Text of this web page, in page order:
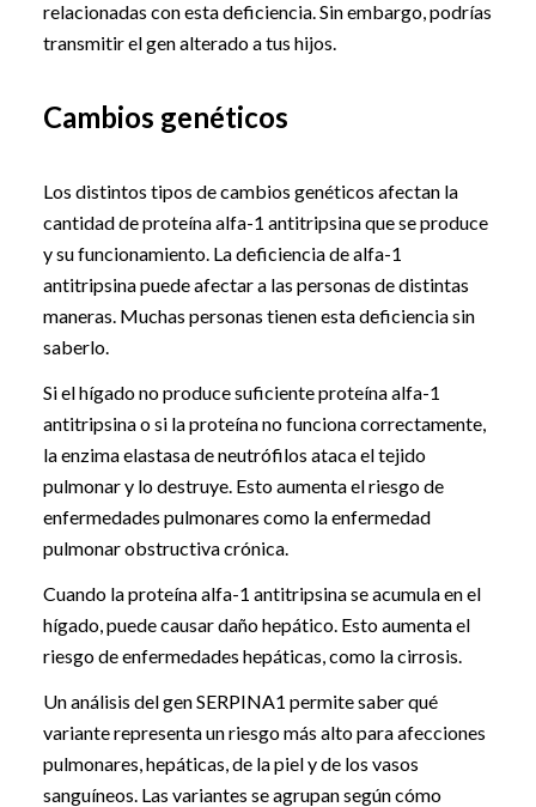
relacionadas con esta deficiencia. Sin embargo, podrías
transmitir el gen alterado a tus hijos.
Cambios genéticos
Los distintos tipos de cambios genéticos afectan la
cantidad de proteína alfa-1 antitripsina que se produce
y su funcionamiento. La deficiencia de alfa-1
antitripsina puede afectar a las personas de distintas
maneras. Muchas personas tienen esta deficiencia sin
saberlo.
Si el hígado no produce suficiente proteína alfa-1
antitripsina o si la proteína no funciona correctamente,
la enzima elastasa de neutrófilos ataca el tejido
pulmonar y lo destruye. Esto aumenta el riesgo de
enfermedades pulmonares como la enfermedad
pulmonar obstructiva crónica.
Cuando la proteína alfa-1 antitripsina se acumula en el
hígado, puede causar daño hepático. Esto aumenta el
riesgo de enfermedades hepáticas, como la cirrosis.
Un análisis del gen SERPINA1 permite saber qué
variante representa un riesgo más alto para afecciones
pulmonares, hepáticas, de la piel y de los vasos
sanguíneos. Las variantes se agrupan según cómo